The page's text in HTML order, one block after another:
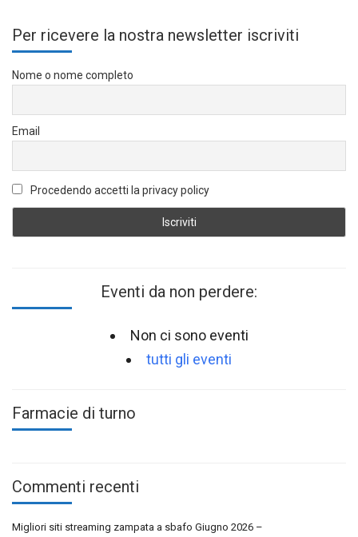
Per ricevere la nostra newsletter iscriviti
Nome o nome completo
Email
Procedendo accetti la privacy policy
Eventi da non perdere:
Non ci sono eventi
tutti gli eventi
Farmacie di turno
Commenti recenti
Migliori siti streaming zampata a sbafo Giugno 2026 –